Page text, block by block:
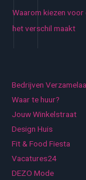
Waarom kiezen
het verschil maakt
Bedrijven
Waar te huur?
Jouw Winkelstraat
Design Huis
Fit & Food Fiesta
Vacatures24
DEZO Mode